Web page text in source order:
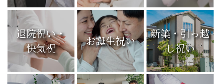
退院祝い・
快気祝
お誕生祝い
新築・引っ越
し祝い